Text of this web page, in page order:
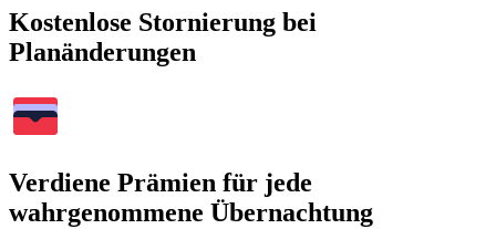
Kostenlose Stornierung bei
Planänderungen
Verdiene Prämien für jede
wahrgenommene Übernachtung